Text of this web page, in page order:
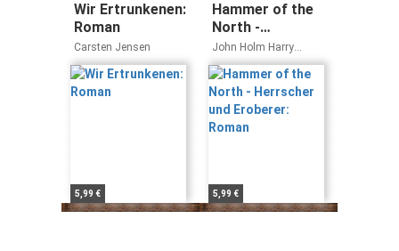
Wir Ertrunkenen:
Roman
Carsten Jensen
5,99 €
Hammer of the
North -
Herrscher und
Eroberer: Roman
John Holm Harry
Harrison
5,99 €